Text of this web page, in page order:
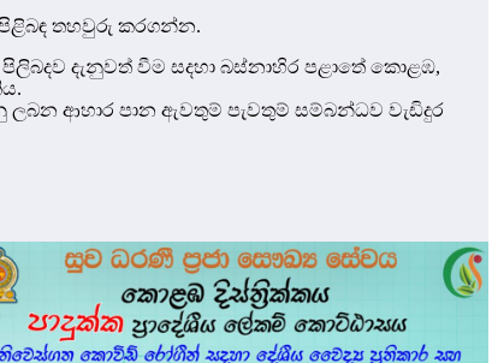
පිළිබඳ තහවුරු කරගන්න.
දැනුවත් වීම සදහා බස්නාහිර පළාතේ කොළඹ,
ආහාර පාන ඇවතුම් පැවතුම් සම්බන්ධව වැඩිදුර